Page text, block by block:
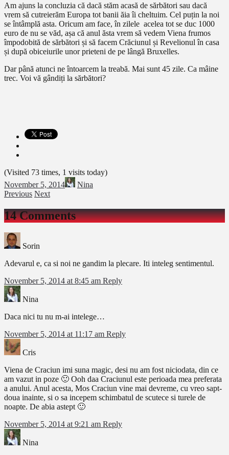
Am ajuns la concluzia că dacă stăm acasă de sărbători sau dacă
vrem să cutreierăm Europa tot banii ăia îi cheltuim. Cel puțin la noi
se întâmplă asta. Oricum am face, în zilele acelea tot se duc 1000
euro de nu se văd, așa că anul ăsta vrem să vedem Viena frumos
împodobită de sărbători și să facem Crăciunul și Revelionul în casa
și după obiceiurile unor prieteni de pe lângă Bruxelles.
Dar până atunci ne întoarcem la treabă. Mai sunt 45 zile. Ca mâine
trec. Voi vă gândiți la sărbători?
(Visited 73 times, 1 visits today)
November 5, 2014
Nina
Previous Next
14 Comments
Sorin
Adevarul e, ca si noi ne gandim la plecare. Iti inteleg sentimentul.
November 5, 2014 at 8:45 am Reply
Nina
Daca nici tu nu m-ai intelege…
November 5, 2014 at 11:17 am Reply
Cris
Viena de Craciun imi suna magic, desi nu am fost niciodata, din ce
am vazut in poze 🙂 Ooh daa Craciunul este perioada mea preferata
a anului. Anul acesta, Mos Craciun vine mai devreme, cu vreo sapt-
doua inainte, si o sa incepem schimbatul de scutece si turele de
noapte. De abia astept 🙂
November 5, 2014 at 9:21 am Reply
Nina